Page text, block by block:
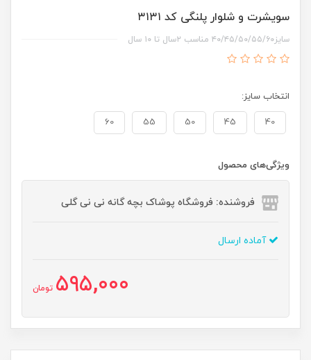
سویشرت و شلوار پلنگی کد ۳۱۳۱
سایز۴۰/۴۵/۵۰/۵۵/۶۰ مناسب ۲سال تا ۱۰ سال
انتخاب سایز:
40
45
50
55
60
ویژگی‌های محصول
فروشنده: فروشگاه پوشاک بچه گانه نی نی گلی
آماده ارسال
595,000 تومان